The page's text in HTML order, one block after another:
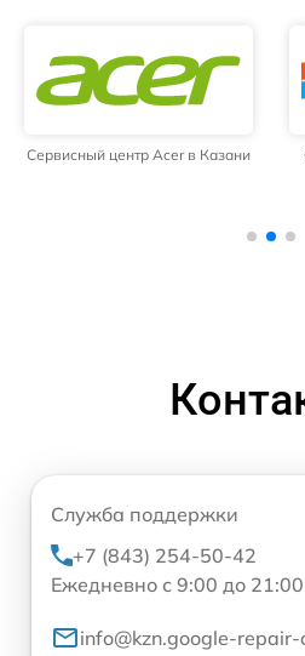
Сервисный центр Acer в Казани
Служба поддержки
+7 (843) 254-50-42
Ежедневно с 9:00 до 21:00
info@kzn.google-repair-